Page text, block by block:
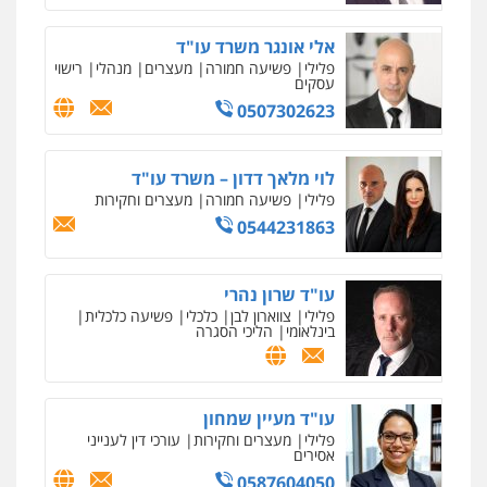
אלי אונגר משרד עו"ד
פלילי פשיעה חמורה מעצרים מנהלי רישוי
עסקים
0507302623
לוי מלאך דדון – משרד עו"ד
פלילי פשיעה חמורה מעצרים וחקירות
0544231863
עו"ד שרון נהרי
פלילי צווארון לבן כלכלי פשיעה כלכלית
בינלאומי הליכי הסגרה
עו"ד מעיין שמחון
פלילי מעצרים וחקירות עורכי דין לענייני
אסירים
0587604050